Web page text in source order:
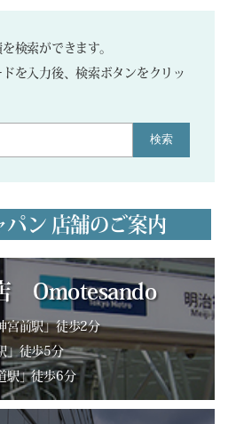
検索ができます。
を入力後、検索ボタンをクリッ
検索
パン 店舗のご案内
Omotesando
宮前駅」徒歩2分
」徒歩5分
駅」徒歩6分